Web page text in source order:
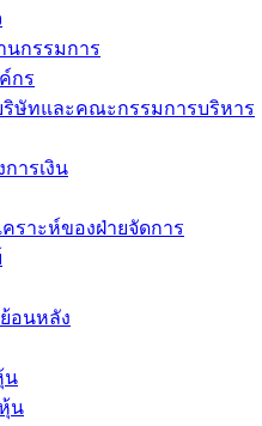
นกรรมการ
กร
ษัทและคณะกรรมการบริหาร
ารเงิน
ราะห์ของฝ่ายจัดการ
อนหลัง
น
น